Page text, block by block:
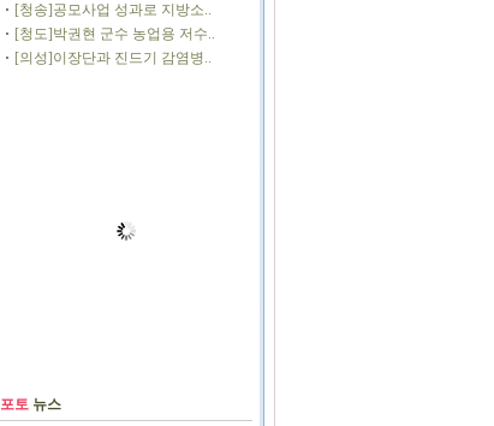
[청송]공모사업 성과로 지방소..
[청도]박권현 군수 농업용 저수..
[의성]이장단과 진드기 감염병..
포토 뉴스